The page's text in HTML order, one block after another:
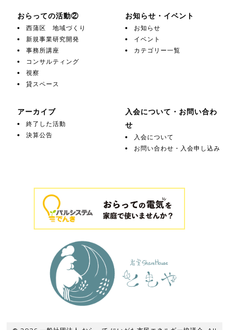
おらっての活動②
西蒲区 地域づくり
新規事業研究開発
事務所講座
コンサルティング
視察
貸スペース
お知らせ・イベント
お知らせ
イベント
カテゴリー一覧
アーカイブ
終了した活動
決算公告
入会について・お問い合わ
せ
入会について
お問い合わせ・入会申し込み